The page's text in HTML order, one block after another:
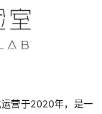
营于2020年，是一